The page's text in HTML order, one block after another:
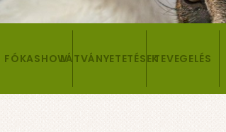
FÓKASHOWLÁTVÁNYETETÉSEKTEVEGELÉS